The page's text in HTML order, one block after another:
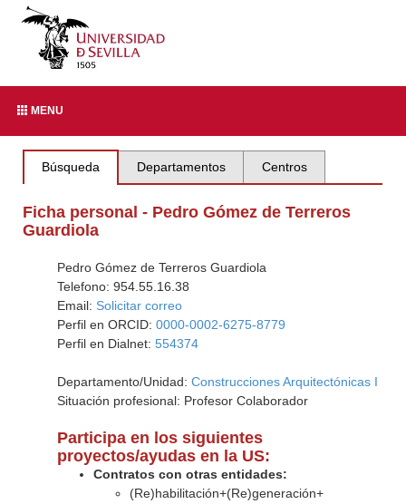
MENU
Búsqueda Departamentos Centros
Ficha personal - Pedro Gómez de Terreros
Guardiola
Pedro Gómez de Terreros Guardiola
Telefono: 954.55.16.38
Email: Solicitar correo
Perfil en ORCID: 0000-0002-6275-8779
Perfil en Dialnet: 554374
Departamento/Unidad: Construcciones Arquitectónicas I
Situación profesional: Profesor Colaborador
Participa en los siguientes
proyectos/ayudas en la US:
Contratos con otras entidades:
(Re)habilitación+(Re)generación+